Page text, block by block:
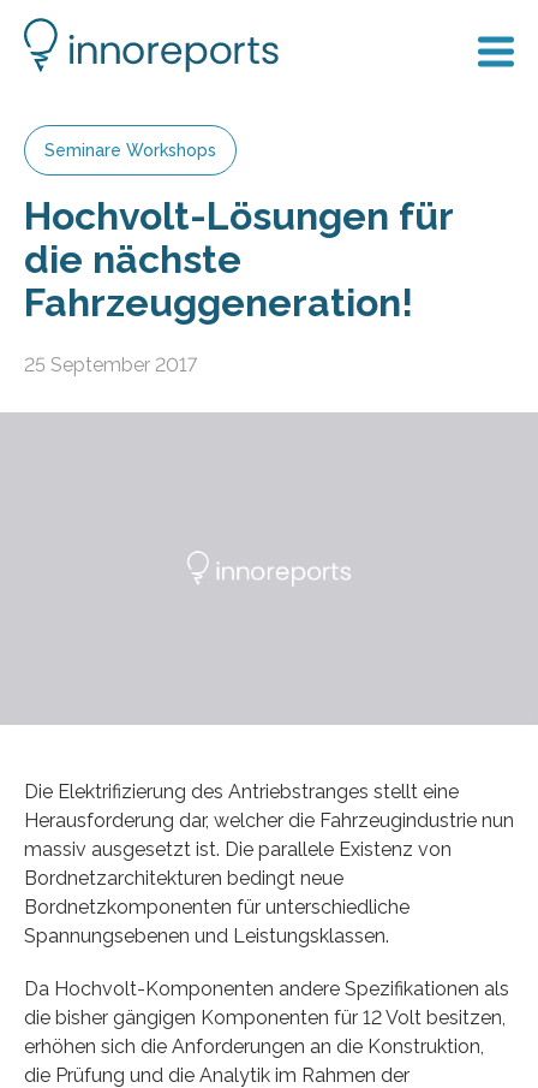
Seminare Workshops
Hochvolt-Lösungen für
die nächste
Fahrzeuggeneration!
25 September 2017
Die Elektrifizierung des Antriebstranges stellt eine
Herausforderung dar, welcher die Fahrzeugindustrie nun
massiv ausgesetzt ist. Die parallele Existenz von
Bordnetzarchitekturen bedingt neue
Bordnetzkomponenten für unterschiedliche
Spannungsebenen und Leistungsklassen.
Da Hochvolt-Komponenten andere Spezifikationen als
die bisher gängigen Komponenten für 12 Volt besitzen,
erhöhen sich die Anforderungen an die Konstruktion,
die Prüfung und die Analytik im Rahmen der